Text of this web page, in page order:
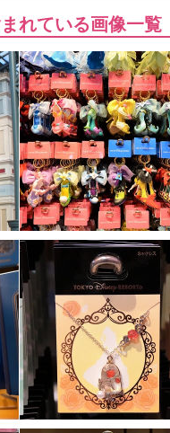
れている画像一覧